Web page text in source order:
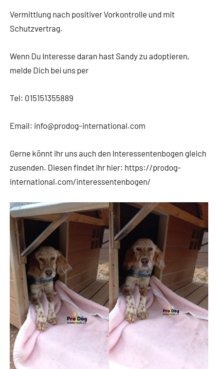
Vermittlung nach positiver Vorkontrolle und mit
Schutzvertrag.
Wenn Du Interesse daran hast Sandy zu adoptieren,
melde Dich bei uns per
Tel: 015151355889
Email: info@prodog-international.com
Gerne könnt ihr uns auch den Interessentenbogen gleich
zusenden. Diesen findet ihr hier: https://prodog-
international.com/interessentenbogen/